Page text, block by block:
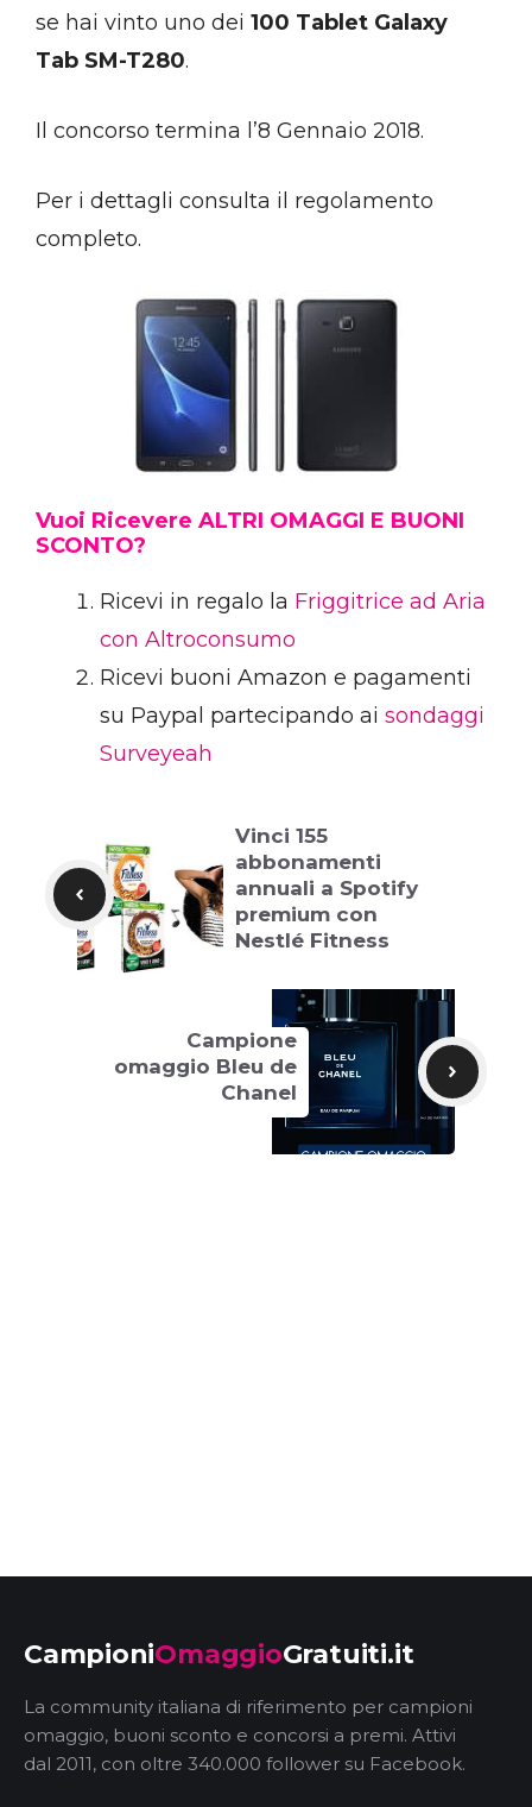
se hai vinto uno dei 100 Tablet Galaxy
Tab SM-T280.
Il concorso termina l’8 Gennaio 2018.
Per i dettagli consulta il regolamento
completo.
Vuoi Ricevere ALTRI OMAGGI E BUONI
SCONTO?
Ricevi in regalo la Friggitrice ad Aria
con Altroconsumo
Ricevi buoni Amazon e pagamenti
su Paypal partecipando ai sondaggi
Surveyeah
Vinci 155
abbonamenti
annuali a Spotify
premium con
Nestlé Fitness
Campione
omaggio Bleu de
Chanel
CampioniOmaggioGratuiti.it
La community italiana di riferimento per campioni
omaggio, buoni sconto e concorsi a premi. Attivi
dal 2011, con oltre 340.000 follower su Facebook.